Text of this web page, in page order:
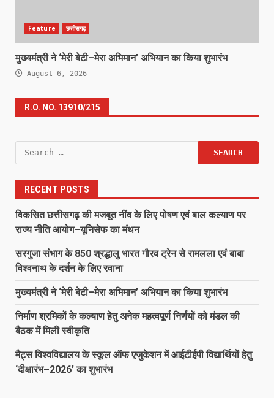
Feature छत्तीसगढ़
मुख्यमंत्री ने ‘मेरी बेटी–मेरा अभिमान’ अभियान का किया शुभारंभ
August 6, 2026
R.O. NO. 13910/215
Search
for:
RECENT POSTS
विकसित छत्तीसगढ़ की मजबूत नींव के लिए पोषण एवं बाल कल्याण पर
राज्य नीति आयोग–यूनिसेफ का मंथन
सरगुजा संभाग के 850 श्रद्धालु भारत गौरव ट्रेन से रामलला एवं बाबा
विश्वनाथ के दर्शन के लिए रवाना
मुख्यमंत्री ने ‘मेरी बेटी–मेरा अभिमान’ अभियान का किया शुभारंभ
निर्माण श्रमिकों के कल्याण हेतु अनेक महत्वपूर्ण निर्णयों को मंडल की
बैठक में मिली स्वीकृति
मैट्स विश्वविद्यालय के स्कूल ऑफ एजुकेशन में आईटीईपी विद्यार्थियों हेतु
‘दीक्षारंभ–2026’ का शुभारंभ